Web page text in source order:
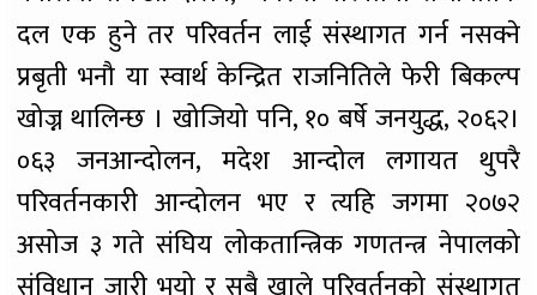
दल एक हुने तर परिवर्तन लाई संस्थागत गर्न नसक्ने
प्रबृती भनौ या स्वार्थ केन्द्रित राजनितिले फेरी बिकल्प
खोज्न थालिन्छ । खोजियो पनि, १० बर्षे जनयुद्ध, २०६२।
०६३ जनआन्दोलन, मदेश आन्दोल लगायत थुपरै
परिवर्तनकारी आन्दोलन भए र त्यहि जगमा २०७२
असोज ३ गते संघिय लोकतान्त्रिक गणतन्त्र नेपालको